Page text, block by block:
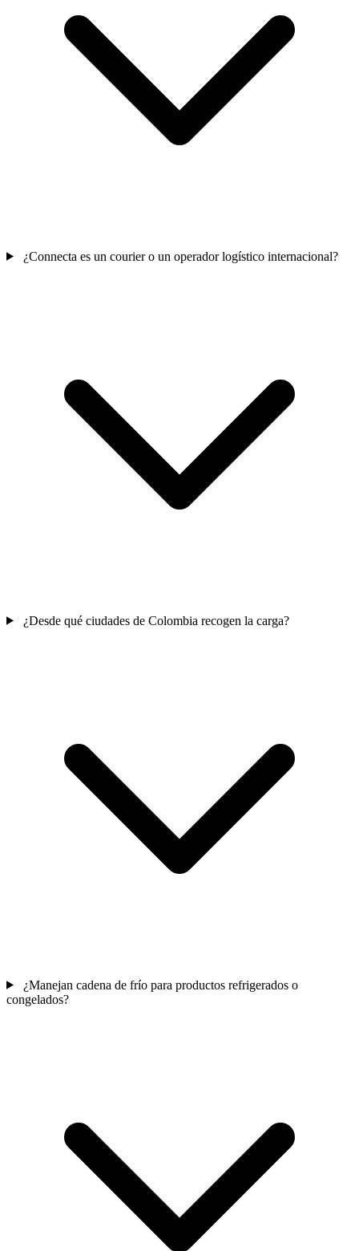
¿Connecta es un courier o un operador logístico internacional?
¿Desde qué ciudades de Colombia recogen la carga?
¿Manejan cadena de frío para productos refrigerados o
congelados?